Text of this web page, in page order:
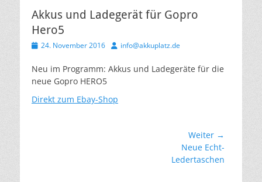
Akkus und Ladegerät für Gopro
Hero5
Veröffentlicht
24. November 2016 Autorinfo@akkuplatz.de
Neu im Programm: Akkus und Ladegeräte für die
neue Gopro HERO5
Direkt zum Ebay-Shop
Weiter →
Neue Echt-
Ledertaschen